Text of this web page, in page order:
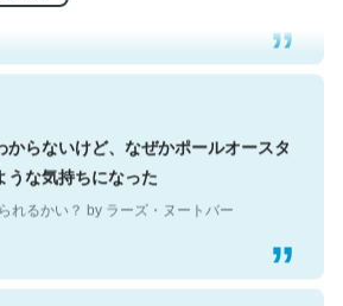
らないけど、なぜかポールオースタ
うな気持ちになった
れるかい？ by ラーズ・ヌートバー